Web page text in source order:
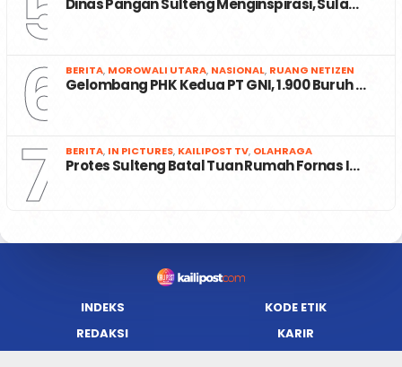
Dinas Pangan Sulteng Menginspirasi, Sula…
6 BERITA, MOROWALI UTARA, NASIONAL, RUANG NETIZEN
Gelombang PHK Kedua PT GNI, 1.900 Buruh …
7 BERITA, IN PICTURES, KAILIPOST TV, OLAHRAGA
Protes Sulteng Batal Tuan Rumah Fornas I…
INDEKS
KODE ETIK
REDAKSI
KARIR